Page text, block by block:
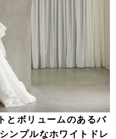
とボリュームのあるバ
ンプルなホワイトドレ